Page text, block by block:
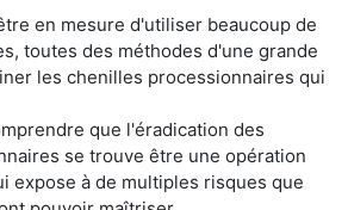
en mesure d'utiliser beaucoup de
toutes des méthodes d'une grande
les chenilles processionnaires qui
que l'éradication des
se trouve être une opération
expose à de multiples risques que